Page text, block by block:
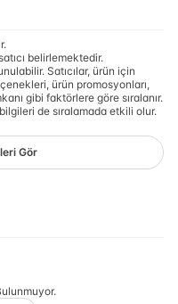
belirlemektedir.
Satıcılar, ürün için
ürün promosyonları,
gibi faktörlere göre sıralanır.
de sıralamada etkili olur.
Gör